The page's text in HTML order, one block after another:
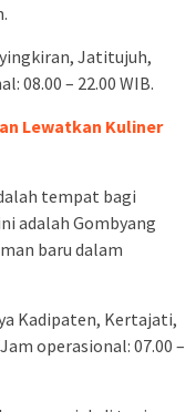
Jatitujuh,
08.00 – 22.00 WIB.
Lewatkan Kuliner
tempat bagi
adalah Gombyang
baru dalam
Kadipaten, Kertajati,
operasional: 07.00 –